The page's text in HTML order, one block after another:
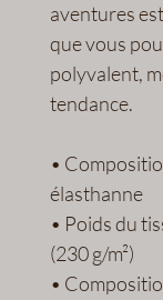
aventures
que vous
polyvalent,
tendance.
•
élasthanne
• Poids du
(230 g/m²)
•